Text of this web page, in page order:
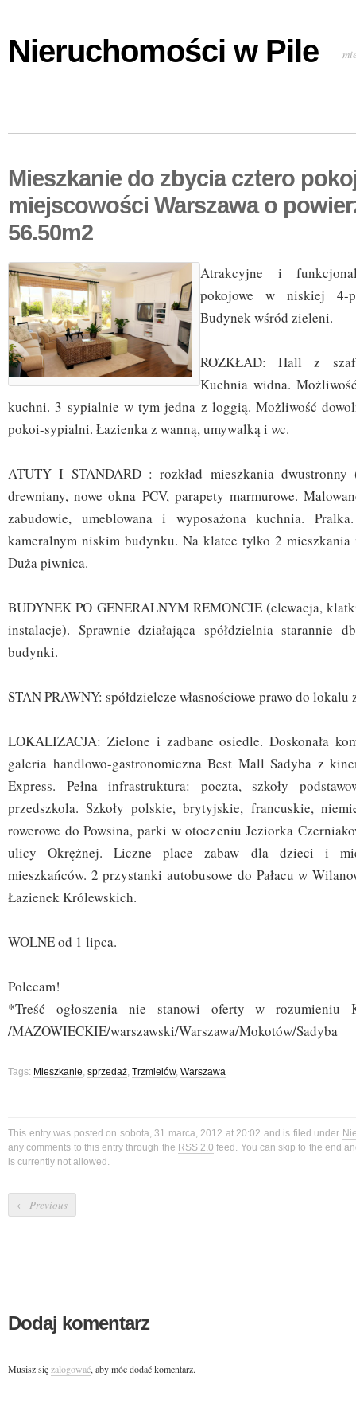
Nieruchomości w Pile
Mieszkanie do zbycia cztero
miejscowości Warszawa o
56.50m2
Atrakcyjne i
pokojowe w niskiej 4-
Budynek wśród zieleni.
ROZKŁAD: Hall z
Kuchnia widna.
kuchni. 3 sypialnie w tym jedna z loggią. Możliwość
pokoi-sypialni. Łazienka z wanną, umywalką i wc.
ATUTY I STANDARD : rozkład mieszkania dwustronny
drewniany, nowe okna PCV, parapety marmurowe.
zabudowie, umeblowana i wyposażona kuchnia.
kameralnym niskim budynku. Na klatce tylko 2 mieszkania
Duża piwnica.
BUDYNEK PO GENERALNYM REMONCIE (elewacja,
instalacje). Sprawnie działająca spółdzielnia starannie
budynki.
STAN PRAWNY: spółdzielcze własnościowe prawo do
LOKALIZACJA: Zielone i zadbane osiedle. Doskonała
galeria handlowo-gastronomiczna Best Mall Sadyba z
Express. Pełna infrastruktura: poczta, szkoły
przedszkola. Szkoły polskie, brytyjskie, francuskie,
rowerowe do Powsina, parki w otoczeniu Jeziorka
ulicy Okrężnej. Liczne place zabaw dla dzieci i
mieszkańców. 2 przystanki autobusowe do Pałacu w
Łazienek Królewskich.
WOLNE od 1 lipca.
Polecam!
*Treść ogłoszenia nie stanowi oferty w rozumieniu
/MAZOWIECKIE/warszawski/Warszawa/Mokotów/Sadyba
Tags: Mieszkanie, sprzedaż, Trzmielów, Warszawa
This entry was posted on sobota, 31 marca, 2012 at 20:02 and is filed under
any comments to this entry through the RSS 2.0 feed. You can skip to the end
is currently not allowed.
← Previous
Dodaj komentarz
Musisz sięzalogować, aby móc dodać komentarz.